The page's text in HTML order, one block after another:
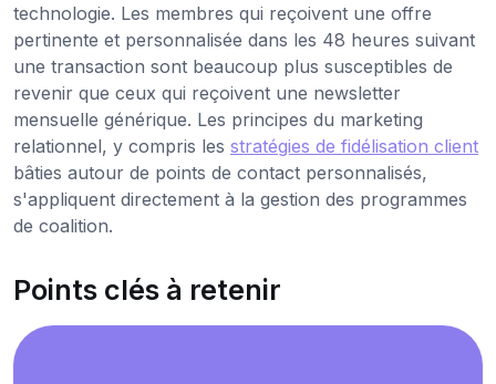
technologie. Les membres qui reçoivent une offre
pertinente et personnalisée dans les 48 heures suivant
une transaction sont beaucoup plus susceptibles de
revenir que ceux qui reçoivent une newsletter
mensuelle générique. Les principes du marketing
relationnel, y compris les stratégies de fidélisation client
bâties autour de points de contact personnalisés,
s'appliquent directement à la gestion des programmes
de coalition.
Points clés à retenir